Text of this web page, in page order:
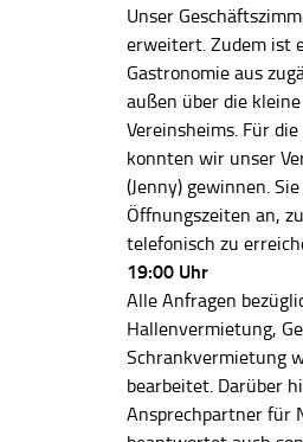
Unser
erweitert. Zudem ist
Gastronomie aus
außen über die
Vereinsheims. Für
konnten wir unser
(Jenny) gewinnen.
Öffnungszeiten an,
telefonisch zu
19:00 Uhr
Alle Anfragen
Hallenvermietung,
Schrankvermietung
bearbeitet. Darüber
Ansprechpartner für